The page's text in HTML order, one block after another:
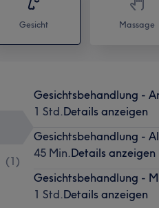
Gesicht Massage
(1)
Gesichtsbehandlung -
1 Std.Details anzeigen
Gesichtsbehandlung -
45 Min.Details anzeigen
Gesichtsbehandlung -
1 Std.Details anzeigen